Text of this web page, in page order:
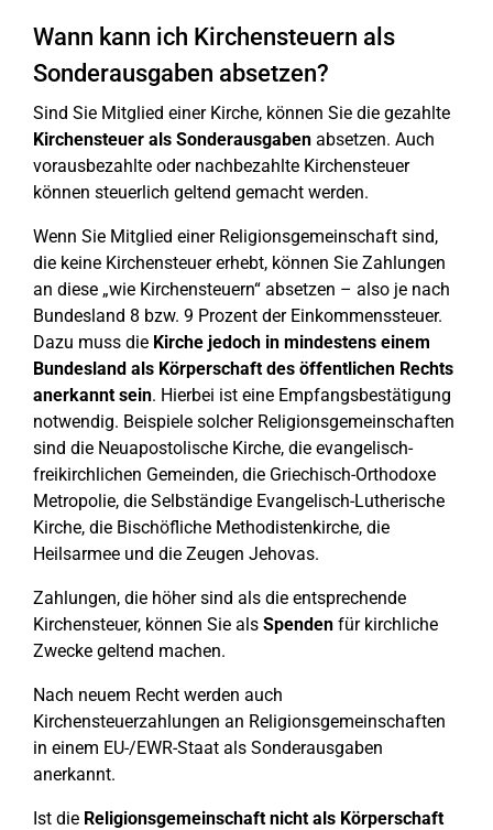
Wann kann ich Kirchensteuern als
Sonderausgaben absetzen?
Sind Sie Mitglied einer Kirche, können Sie die gezahlte
Kirchensteuer als Sonderausgaben absetzen. Auch
vorausbezahlte oder nachbezahlte Kirchensteuer
können steuerlich geltend gemacht werden.
Wenn Sie Mitglied einer Religionsgemeinschaft sind,
die keine Kirchensteuer erhebt, können Sie Zahlungen
an diese „wie Kirchensteuern“ absetzen – also je nach
Bundesland 8 bzw. 9 Prozent der Einkommenssteuer.
Dazu muss die Kirche jedoch in mindestens einem
Bundesland als Körperschaft des öffentlichen Rechts
anerkannt sein. Hierbei ist eine Empfangsbestätigung
notwendig. Beispiele solcher Religionsgemeinschaften
sind die Neuapostolische Kirche, die evangelisch-
freikirchlichen Gemeinden, die Griechisch-Orthodoxe
Metropolie, die Selbständige Evangelisch-Lutherische
Kirche, die Bischöfliche Methodistenkirche, die
Heilsarmee und die Zeugen Jehovas.
Zahlungen, die höher sind als die entsprechende
Kirchensteuer, können Sie als Spenden für kirchliche
Zwecke geltend machen.
Nach neuem Recht werden auch
Kirchensteuerzahlungen an Religionsgemeinschaften
in einem EU-/EWR-Staat als Sonderausgaben
anerkannt.
Ist die Religionsgemeinschaft nicht als Körperschaft